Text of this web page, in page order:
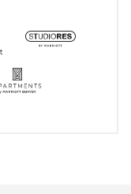
Suites
Element
打开新窗口 打开新窗
窗口